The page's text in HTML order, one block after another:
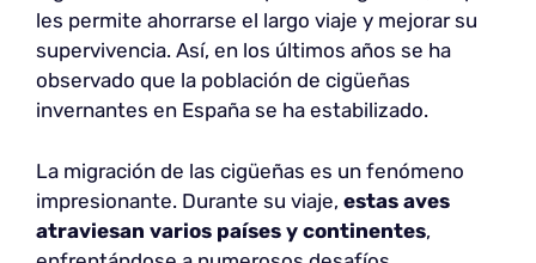
les permite ahorrarse el largo viaje y mejorar su
supervivencia. Así, en los últimos años se ha
observado que la población de cigüeñas
invernantes en España se ha estabilizado.
La migración de las cigüeñas es un fenómeno
impresionante. Durante su viaje, estas aves
atraviesan varios países y continentes,